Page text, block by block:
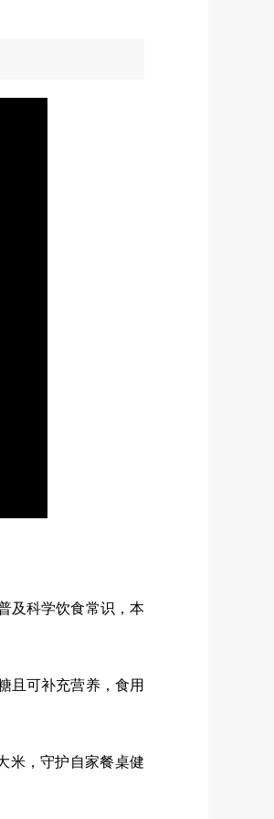
及科学饮食常识，本
且可补充营养，食用
米，守护自家餐桌健